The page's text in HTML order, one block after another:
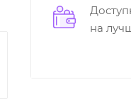
на